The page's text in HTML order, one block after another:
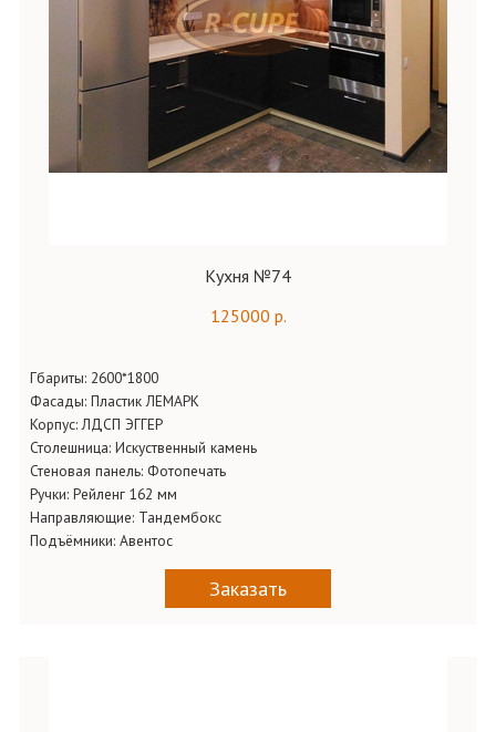
Кухня №74
125000 р.
Гбариты: 2600*1800
Фасады: Пластик ЛЕМАРК
Корпус:ЛДСП ЭГГЕР
Столешница: Искуственный камень
Стеновая панель: Фотопечать
Ручки: Рейленг 162 мм
Направляющие: Тандембокс
Подъёмники: Авентос
Заказать